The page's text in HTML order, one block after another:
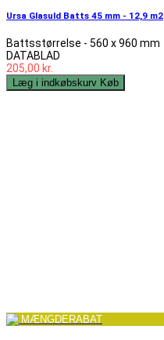
Ursa Glasuld Batts 45 mm - 12,9 m2
Battsstørrelse - 560 x 960 mm
DATABLAD
205,00 kr.
Læg i indkøbskurv Køb
MÆNGDERABAT